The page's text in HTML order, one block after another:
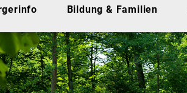
Bildung & Familien